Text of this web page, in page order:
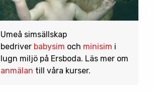
Umeå simsällskap
bedriver babysim och minisim i
lugn miljö på Ersboda. Läs mer om
anmälan till våra kurser.